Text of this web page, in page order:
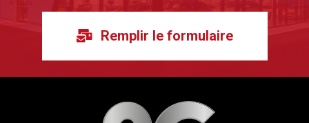
Remplir le formulaire